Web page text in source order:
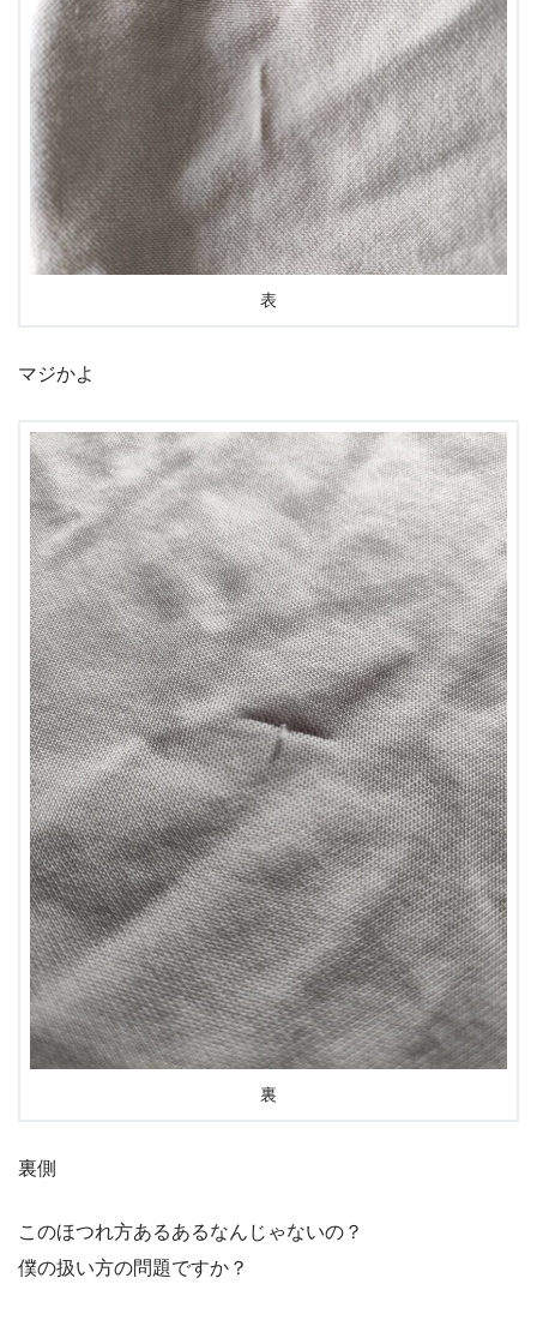
表
マジかよ
裏
裏側
このほつれ方あるあるなんじゃないの？
僕の扱い方の問題ですか？